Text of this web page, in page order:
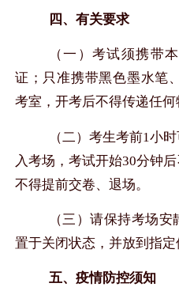
四、有关要求
（一）考试须携带
证；只准携带黑色墨水笔、
考室，开考后不得传递任何
（二）考生考前1小
入考场，考试开始30分钟
不得提前交卷、退场。
（三）请保持考场
置于关闭状态，并放到指定
五、疫情防控须知